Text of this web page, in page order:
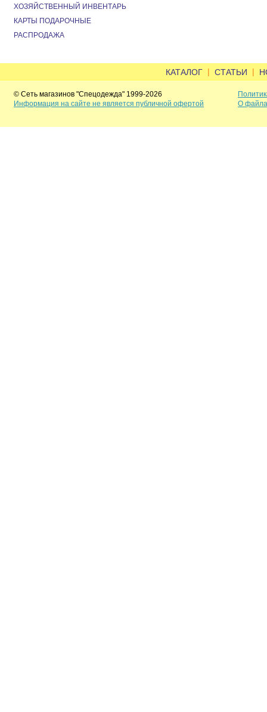
ХОЗЯЙСТВЕННЫЙ ИНВЕНТАРЬ
КАРТЫ ПОДАРОЧНЫЕ
РАСПРОДАЖА
КАТАЛОГ | СТАТЬИ |
© Сеть магазинов "Спецодежда" 1999-2026
Информация на сайте не является публичной офертой
О